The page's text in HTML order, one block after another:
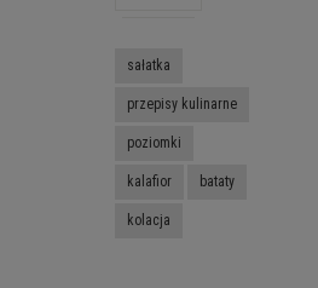
sałatka
przepisy kulinarne
poziomki
kalafior bataty
kolacja